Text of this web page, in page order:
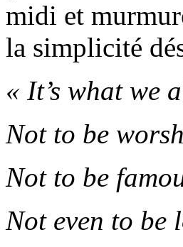
midi et
la simplicité
« It’s what we
Not to be
Not to be
Not even to be